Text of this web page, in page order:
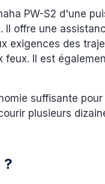
PW-S2 d'une
Il offre une
exigences des
Il est
suffisante
plusieurs
?